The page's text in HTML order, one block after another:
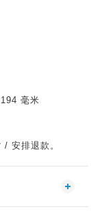
毫米
安排退款。